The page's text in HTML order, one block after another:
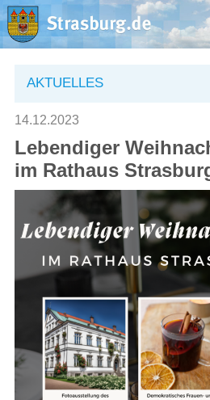
Aktuelles
Rathaus
Natur – Kultur – Tourismus
Wirtschaft
Willkommen in Strasburg
Strasburger Ehrenamtspreis
AKTUELLES
14.12.2023
Lebendiger
im Rathaus